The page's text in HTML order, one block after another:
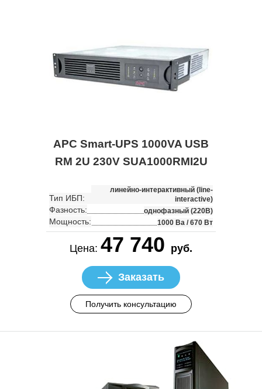
APC Smart-UPS 1000VA USB
RM 2U 230V SUA1000RMI2U
Тип ИБП:
линейно-интерактивный (line-
interactive)
Фазность: однофазный (220В)
Мощность: 1000 Ва / 670 Вт
Цена: 47 740 руб.
Заказать
Получить консультацию